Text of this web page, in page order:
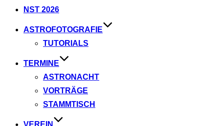
NST 2026
ASTROFOTOGRAFIE
TUTORIALS
TERMINE
ASTRONACHT
VORTRÄGE
STAMMTISCH